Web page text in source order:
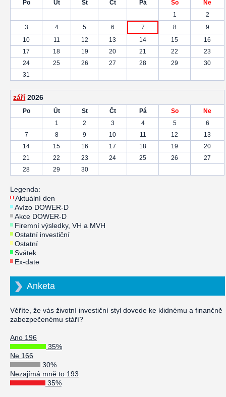
Po Út St Čt Pá So
Ne
1
2
3
4 5 6 7 8
9
10
11 12 13 14 15
16
17
18 19 20 21 22
23
24
25 26 27 28 29
30
31
září 2026
Po Út St Čt Pá So
Ne
1
2 3 4 5
6
7
8 9 10 11 12
13
14
15 16 17 18 19
20
21
22 23 24 25 26
27
28
29 30
Legenda:
Aktuální den
Avízo DOWER-D
Akce DOWER-D
Firemní výsledky, VH a MVH
Ostatní investiční
Ostatní
Svátek
Ex-date
Anketa
Věříte, že vás životní investiční styl dovede ke klidnému a finančně
zabezpečenému stáří?
Ano 196
35%
Ne 166
30%
Nezajímá mně to 193
35%